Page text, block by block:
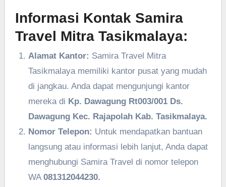
Informasi Kontak Samira
Travel Mitra Tasikmalaya:
Alamat Kantor: Samira Travel Mitra
Tasikmalaya memiliki kantor pusat yang mudah
di jangkau. Anda dapat mengunjungi kantor
mereka di Kp. Dawagung Rt003/001 Ds.
Dawagung Kec. Rajapolah Kab. Tasikmalaya.
Nomor Telepon: Untuk mendapatkan bantuan
langsung atau informasi lebih lanjut, Anda dapat
menghubungi Samira Travel di nomor telepon
WA 081312044230.